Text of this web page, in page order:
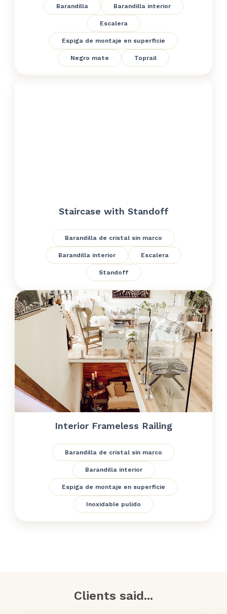
Barandilla Barandilla interior
Escalera
Espiga de montaje en superficie
Negro mate Toprail
Staircase with Standoff
Barandilla de cristal sin marco
Barandilla interior Escalera
Standoff
Interior Frameless Railing
Barandilla de cristal sin marco
Barandilla interior
Espiga de montaje en superficie
Inoxidable pulido
Clients said...